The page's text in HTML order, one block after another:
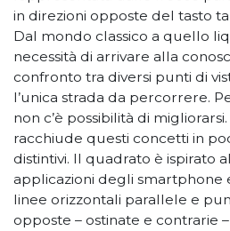
in direzioni opposte del tasto
Dal mondo classico a quello
necessità di arrivare alla
confronto tra diversi punti di
l’unica strada da percorrere.
non c’è possibilità di
racchiude questi concetti in
distintivi. Il quadrato è ispirato
applicazioni degli smartphone
linee orizzontali parallele e
opposte – ostinate e contrarie